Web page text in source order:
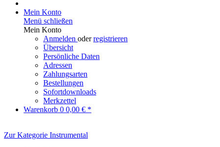
Mein Konto
Menü schließen
Mein Konto
Anmelden oderregistrieren
Übersicht
Persönliche Daten
Adressen
Zahlungsarten
Bestellungen
Sofortdownloads
Merkzettel
Warenkorb 0 0,00 € *
Zur Kategorie Instrumental